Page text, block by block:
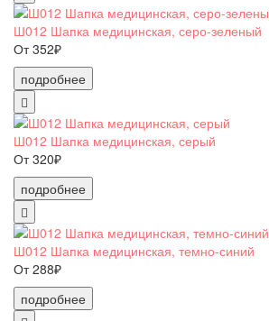
Ш012 Шапка медицинская, серо-зеленый
От 352₽
подробнее
Ш012 Шапка медицинская, серый
От 320₽
подробнее
Ш012 Шапка медицинская, темно-синий
От 288₽
подробнее